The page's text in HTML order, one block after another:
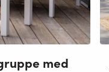
med